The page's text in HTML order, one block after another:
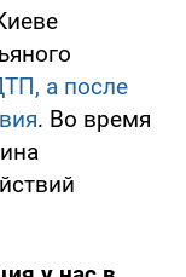
а после
. Во время